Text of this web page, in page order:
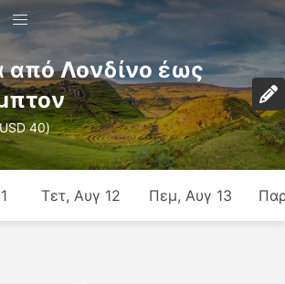
από Λονδίνο έως
40)
Τετ, Αυγ 12 Πεμ, Αυγ 13